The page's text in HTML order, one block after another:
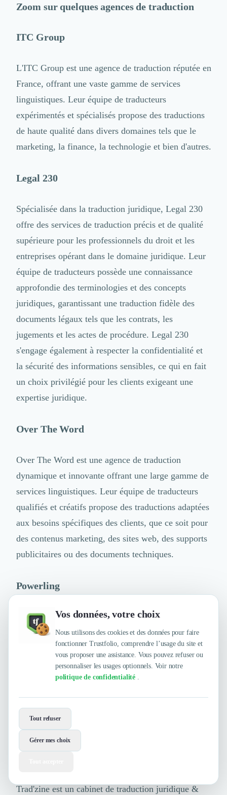
Vos données, votre choix
Nous utilisons des cookies et des données pour faire
fonctionner Trustfolio, comprendre l’usage du site et
vous proposer une assistance. Vous pouvez refuser ou
personnaliser les usages optionnels. Voir notre
politique de confidentialité .
Tout refuser
Gérer mes choix
Zoom sur quelques agences de traduction
ITC Group
L'ITC Group est une agence de traduction réputée en
France, offrant une vaste gamme de services
linguistiques. Leur équipe de traducteurs
expérimentés et spécialisés propose des traductions
de haute qualité dans divers domaines tels que le
marketing, la finance, la technologie et bien d'autres.
Legal 230
Spécialisée dans la traduction juridique, Legal 230
offre des services de traduction précis et de qualité
supérieure pour les professionnels du droit et les
entreprises opérant dans le domaine juridique. Leur
équipe de traducteurs possède une connaissance
approfondie des terminologies et des concepts
juridiques, garantissant une traduction fidèle des
documents légaux tels que les contrats, les
jugements et les actes de procédure. Legal 230
s'engage également à respecter la confidentialité et
la sécurité des informations sensibles, ce qui en fait
un choix privilégié pour les clients exigeant une
expertise juridique.
Over The Word
Over The Word est une agence de traduction
dynamique et innovante offrant une large gamme de
services linguistiques. Leur équipe de traducteurs
qualifiés et créatifs propose des traductions adaptées
aux besoins spécifiques des clients, que ce soit pour
des contenus marketing, des sites web, des supports
publicitaires ou des documents techniques.
Powerling
Powerling est une agence de traduction renommée,
offrant des services linguistiques complets dans de
nombreuses langues. Leur équipe de traducteurs
experts, combinée à l'utilisation de technologies
avancées, permet de fournir des traductions précises
et cohérentes dans divers domaines tels que la
finance, le marketing, la technique, les sciences de
la vie et bien d'autres.
Trad'zine est un cabinet de traduction juridique &